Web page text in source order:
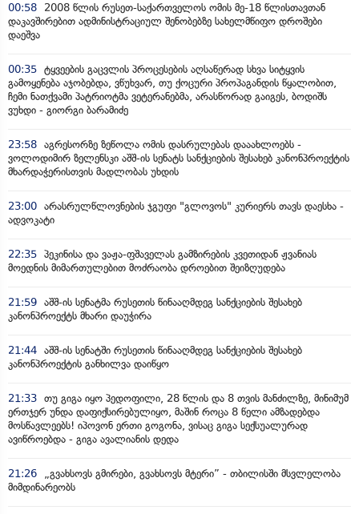
00:58
2008 წლის რუსეთ-საქართველოს ომის მე-18 წლისთავთან
დაკავშირებით ადმინისტრაციულ შენობებზე სახელმწიფო დროშები
დაეშვა
00:35 ტყვეების გაცვლის პროცესების აღსაწერად სხვა სიტყვის
გამოყენება აჯობებდა, ვწუხვარ, თუ ქოცური პროპაგანდის წყალობით,
ჩემი ნათქვამი პატრიოტმა ვეტერანებმა, არასწორად გაიგეს, ბოდიშს
ვუხდი - გიორგი ბარამიძე
23:58 აგრესორზე ზეწოლა ომის დასრულებას დააახლოებს -
ვოლოდიმირ ზელენსკი აშშ-ის სენატს სანქციების შესახებ კანონპროექტის
მხარდაჭერისთვის მადლობას უხდის
23:00 არასრულწლოვნების ჯგუფი "გლოვოს" კურიერს თავს დაესხა -
ადვოკატი
22:35 პეკინისა და ვაჟა-ფშაველას გამზირების კვეთიდან ჟვანიას
მოედნის მიმართულებით მოძრაობა დროებით შეიზღუდება
21:59 აშშ-ის სენატმა რუსეთის წინააღმდეგ სანქციების შესახებ
კანონპროექტს მხარი დაუჭირა
21:44 აშშ-ის სენატში რუსეთის წინააღმდეგ სანქციების შესახებ
კანონპროექტის განხილვა დაიწყო
21:33 თუ გიგა იყო პედოფილი, 28 წლის და 8 თვის მანძილზე, მინიმუმ
ერთჯერ უნდა დაფიქსირებულიყო, მაშინ როცა 8 წელი ამზადებდა
მოსწავლეებს! იპოვონ ერთი გოგონა, ვისაც გიგა სექსუალურად
ავიწროებდა - გიგა ავალიანის დედა
21:26
„გვახსოვს გმირები, გვახსოვს მტერი” - თბილისში მსვლელობა
მიმდინარეობს